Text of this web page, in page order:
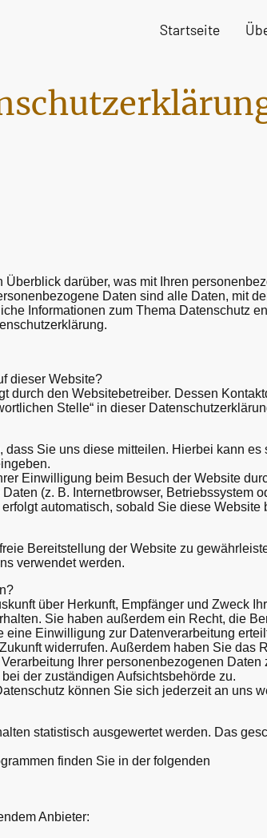
Startseite
darüber, was mit Ihren
Daten sind alle Daten, mit
Informationen zum Thema Datenschutz
dieser Website?
durch den Websitebetreiber. Dessen
Stelle“ in dieser
dass Sie uns diese mitteilen. Hierbei kann es
Einwilligung beim Besuch der Website
(z. B. Internetbrowser, Betriebssystem
automatisch, sobald Sie diese Website
Bereitstellung der Website zu
verwendet werden.
über Herkunft, Empfänger und Zweck
Sie haben außerdem ein Recht, die
Einwilligung zur Datenverarbeitung
widerrufen. Außerdem haben Sie das
Ihrer personenbezogenen Daten
der zuständigen Aufsichtsbehörde zu.
können Sie sich jederzeit an uns
statistisch ausgewertet werden. Das
finden Sie in der folgenden
Anbieter: